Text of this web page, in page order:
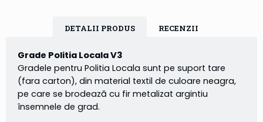
DETALII PRODUS RECENZII
Grade Politia Locala V3
Gradele pentru Politia Locala sunt pe suport tare
(fara carton), din material textil de culoare neagra,
pe care se brodează cu fir metalizat argintiu
însemnele de grad.